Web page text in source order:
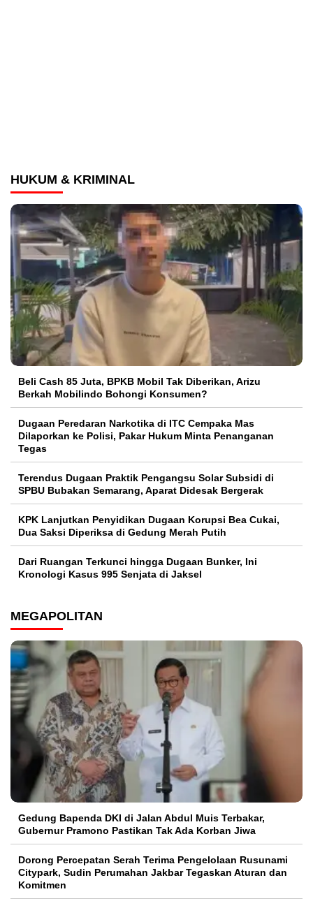
HUKUM & KRIMINAL
‎Beli Cash 85 Juta, BPKB Mobil Tak Diberikan, Arizu
Berkah Mobilindo Bohongi Konsumen?
Dugaan Peredaran Narkotika di ITC Cempaka Mas
Dilaporkan ke Polisi, Pakar Hukum Minta Penanganan
Tegas
Terendus Dugaan Praktik Pengangsu Solar Subsidi di
SPBU Bubakan Semarang, Aparat Didesak Bergerak
KPK Lanjutkan Penyidikan Dugaan Korupsi Bea Cukai,
Dua Saksi Diperiksa di Gedung Merah Putih
Dari Ruangan Terkunci hingga Dugaan Bunker, Ini
Kronologi Kasus 995 Senjata di Jaksel
MEGAPOLITAN
Gedung Bapenda DKI di Jalan Abdul Muis Terbakar,
Gubernur Pramono Pastikan Tak Ada Korban Jiwa
Dorong Percepatan Serah Terima Pengelolaan Rusunami
Citypark, Sudin Perumahan Jakbar Tegaskan Aturan dan
Komitmen